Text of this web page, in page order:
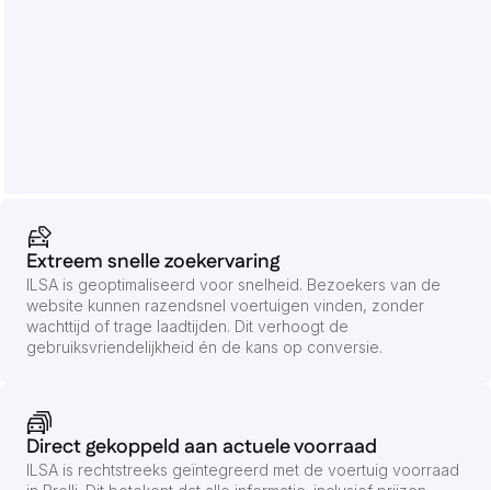
Extreem snelle zoekervaring
ILSA is geoptimaliseerd voor snelheid. Bezoekers van de
website kunnen razendsnel voertuigen vinden, zonder
wachttijd of trage laadtijden. Dit verhoogt de
gebruiksvriendelijkheid én de kans op conversie.
Direct gekoppeld aan actuele voorraad
ILSA is rechtstreeks geïntegreerd met de voertuig voorraad